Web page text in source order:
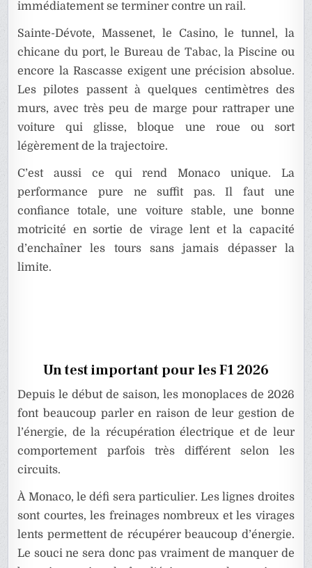
immédiatement se terminer contre un rail.
Sainte-Dévote, Massenet, le Casino, le tunnel, la
chicane du port, le Bureau de Tabac, la Piscine ou
encore la Rascasse exigent une précision absolue.
Les pilotes passent à quelques centimètres des
murs, avec très peu de marge pour rattraper une
voiture qui glisse, bloque une roue ou sort
légèrement de la trajectoire.
C’est aussi ce qui rend Monaco unique. La
performance pure ne suffit pas. Il faut une
confiance totale, une voiture stable, une bonne
motricité en sortie de virage lent et la capacité
d’enchaîner les tours sans jamais dépasser la
limite.
Un test important pour les F1 2026
Depuis le début de saison, les monoplaces de 2026
font beaucoup parler en raison de leur gestion de
l’énergie, de la récupération électrique et de leur
comportement parfois très différent selon les
circuits.
À Monaco, le défi sera particulier. Les lignes droites
sont courtes, les freinages nombreux et les virages
lents permettent de récupérer beaucoup d’énergie.
Le souci ne sera donc pas vraiment de manquer de